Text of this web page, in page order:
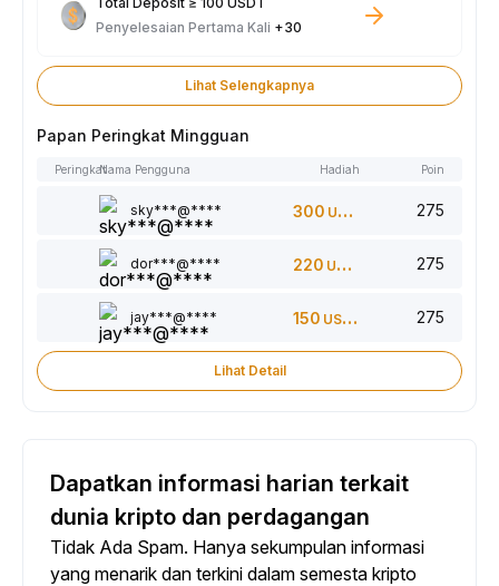
Penyelesaian Pertama Kali +30
Lihat Selengkapnya
Papan Peringkat Mingguan
PeringkatNama Pengguna Hadiah Poin
sky***@**** 300 USDT 275
dor***@**** 220 USDT 275
jay***@**** 150 USDT 275
Lihat Detail
Dapatkan informasi harian terkait
dunia kripto dan perdagangan
Tidak Ada Spam. Hanya sekumpulan informasi
yang menarik dan terkini dalam semesta kripto